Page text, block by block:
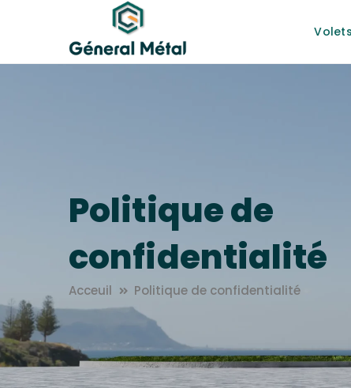
Politique de
confidentialité
Acceuil Politique de confidentialité